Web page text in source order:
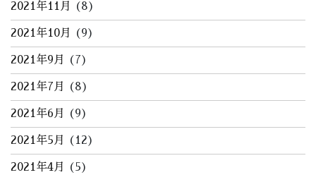
2021年11月 (8)
2021年10月 (9)
2021年9月 (7)
2021年7月 (8)
2021年6月 (9)
2021年5月 (12)
2021年4月 (5)